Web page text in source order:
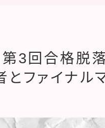
第3回合格脱
とファイナル